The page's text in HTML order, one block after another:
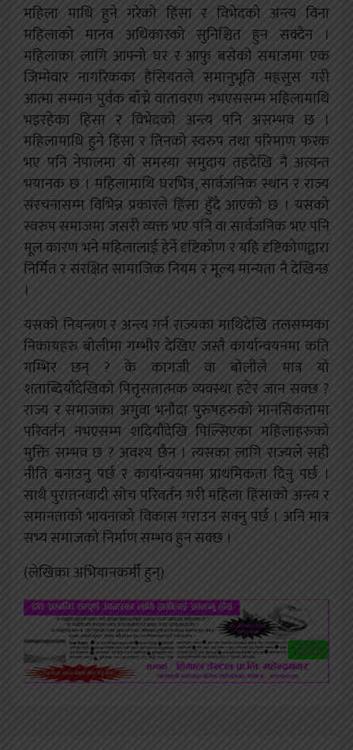
महिला माथि हुने गरेको हिंसा र विभेदको अन्त्य विना
महिलाको मानव अधिकारको सुनिश्चित हुन सक्दैन ।
महिलाका लागि आफ्नो घर र आफु बसेको समाजमा एक
जिम्मेवार नागरिकका हैसियतले समानुभूति महसुस गरी
आत्मा सम्मान पुर्वक बाँच्ने वातावरण नभएससम्म महिलामाथि
भइरहेका हिंसा र विभेदको अन्त्य पनि असम्भव छ ।
महिलामाथि हुने हिंसा र तिनको स्वरुप तथा परिमाण फरक
भए पनि नेपालमा यो समस्या समुदाय तहदेखि नै अत्यन्त
भयानक छ । महिलामाथि घरभित्र, सार्वजनिक स्थान र राज्य
संरचनासम्म विभिन्न प्रकारले हिंसा हुँदै आएको छ । यसको
स्वरुप समाजमा जसरी व्यक्त भए पनि वा सार्वजनिक भए पनि
मूल कारण भने महिलालाई हेर्ने दृष्टिकोण र यहि दृष्टिकोणद्वारा
निर्मित र संरक्षित सामाजिक नियम र मूल्य मान्यता नै देखिन्छ
।
यसको नियन्त्रण र अन्त्य गर्न राज्यका माथिदेखि तलसम्मका
निकायहरु बोलीमा गम्भीर देखिए जस्तै कार्यान्वयनमा कति
गम्भिर छन् ? के कागजी वा बोलीले मात्र यो
शताब्दियौंदेखिको पित्तृसतात्मक व्यवस्था हटेर जान सक्छ ?
राज्य र समाजका अगुवा भनौदा पुरुषहरुको मानसिकतामा
परिवर्तन नभएसम्म शदियौंदेखि पिल्सिएका महिलाहरुको
मुक्ति सम्भव छ ? अवश्य छैन । त्यसका लागि राज्यले सही
नीति बनाउनु पर्छ र कार्यान्वयनमा प्राथमिकता दिनु पर्छ ।
साथै पुरातनवादी सोच परिवर्तन गरी महिला हिंसाको अन्त्य र
समानताको भावनाको विकास गराउन सक्नु पर्छ । अनि मात्र
सभ्य समाजको निर्माण सम्भव हुन सक्छ ।
(लेखिका अभियानकर्मी हुन्)